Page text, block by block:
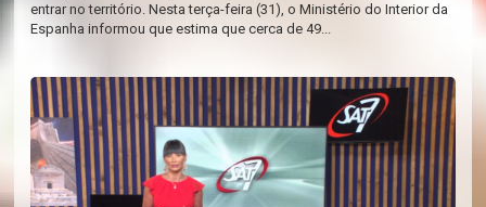
entrar no território. Nesta terça-feira (31), o Ministério do Interior da
Espanha informou que estima que cerca de 49...